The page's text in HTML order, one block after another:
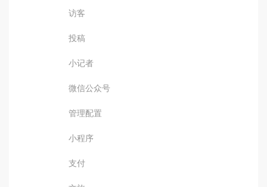
访客
投稿
小记者
微信公众号
管理配置
小程序
支付